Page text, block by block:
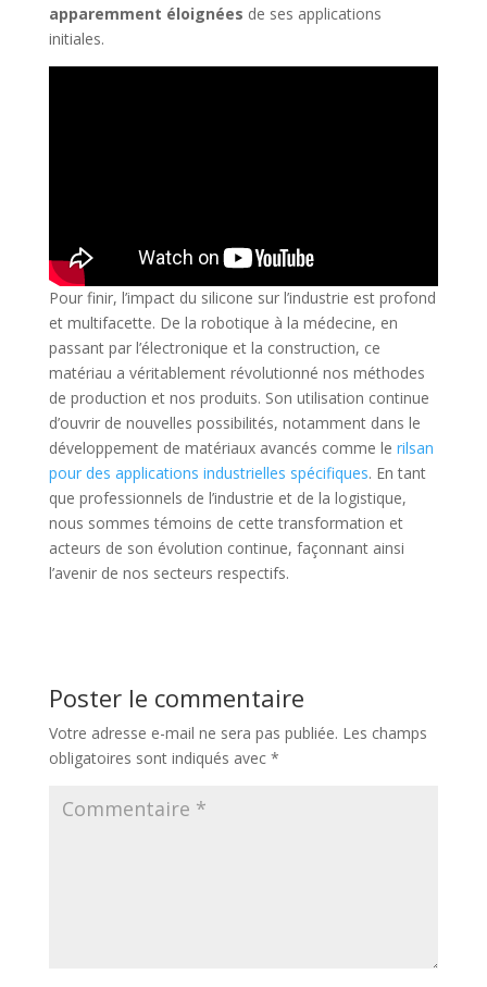
apparemment éloignées de ses applications
initiales.
Pour finir, l’impact du silicone sur l’industrie est profond
et multifacette. De la robotique à la médecine, en
passant par l’électronique et la construction, ce
matériau a véritablement révolutionné nos méthodes
de production et nos produits. Son utilisation continue
d’ouvrir de nouvelles possibilités, notamment dans le
développement de matériaux avancés comme le rilsan
pour des applications industrielles spécifiques. En tant
que professionnels de l’industrie et de la logistique,
nous sommes témoins de cette transformation et
acteurs de son évolution continue, façonnant ainsi
l’avenir de nos secteurs respectifs.
Poster le commentaire
Votre adresse e-mail ne sera pas publiée. Les champs
obligatoires sont indiqués avec *